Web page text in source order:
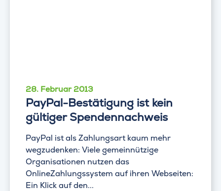
28. Februar 2013
PayPal-Bestätigung ist kein
gültiger Spendennachweis
PayPal ist als Zahlungsart kaum mehr
wegzudenken: Viele gemeinnützige
Organisationen nutzen das
OnlineZahlungssystem auf ihren Webseiten:
Ein Klick auf den...